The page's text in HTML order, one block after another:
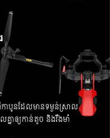
ាបូនដែលមានទម្ងន់ស្រាល​
គ្នាឲ្យកាន់តូច និងរឹងមាំ